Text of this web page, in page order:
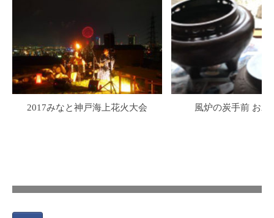
2017みなと神戸海上花火大会 風炉の炭手前 お水